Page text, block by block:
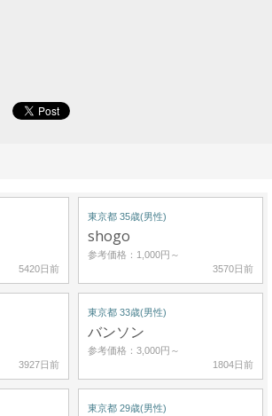
5420日前
東京都 35歳(男性)
shogo
参考価格：1,000円～
3570日前
3927日前
東京都 33歳(男性)
バンソン
参考価格：3,000円～
1804日前
東京都 29歳(男性)